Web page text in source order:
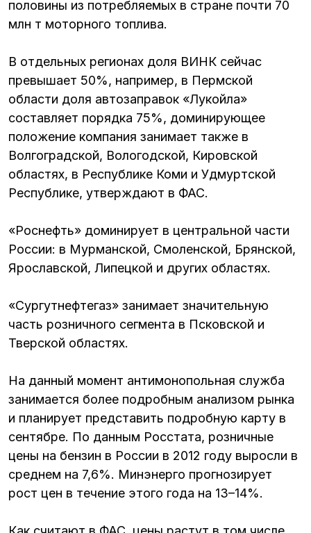
половины из потребляемых в стране почти 70
млн т моторного топлива.
В отдельных регионах доля ВИНК сейчас
превышает 50%, например, в Пермской
области доля автозаправок «Лукойла»
составляет порядка 75%, доминирующее
положение компания занимает также в
Волгоградской, Вологодской, Кировской
областях, в Республике Коми и Удмуртской
Республике, утверждают в ФАС.
«Роснефть» доминирует в центральной части
России: в Мурманской, Смоленской, Брянской,
Ярославской, Липецкой и других областях.
«Сургутнефтегаз» занимает значительную
часть розничного сегмента в Псковской и
Тверской областях.
На данный момент антимонопольная служба
занимается более подробным анализом рынка
и планирует представить подробную карту в
сентябре. По данным Росстата, розничные
цены на бензин в России в 2012 году выросли в
среднем на 7,6%. Минэнерго прогнозирует
рост цен в течение этого года на 13–14%.